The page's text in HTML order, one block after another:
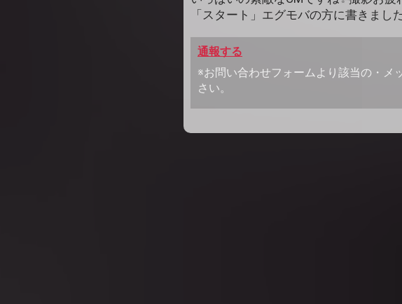
「スタート」エグモバの方に書きまし
通報する
※お問い合わせフォームより該当の・メ
さい。